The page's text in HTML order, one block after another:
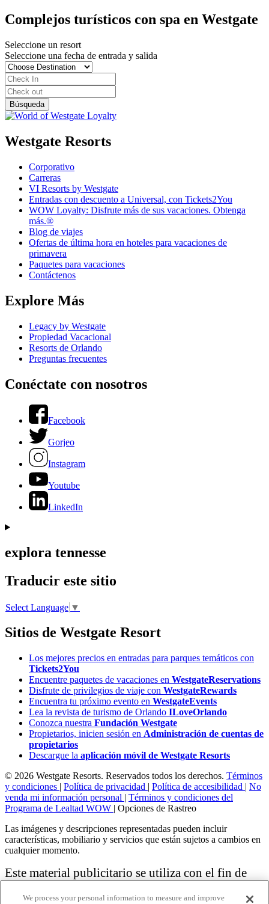
Complejos turísticos con spa en Westgate
Seleccione un resort
Seleccione una fecha de entrada y salida
Westgate Resorts
Corporativo
Carreras
VI Resorts by Westgate
Entradas con descuento a Universal, con Tickets2You
WOW Loyalty: Disfrute más de sus vacaciones. Obtenga
más.®
Blog de viajes
Ofertas de última hora en hoteles para vacaciones de
primavera
Paquetes para vacaciones
Contáctenos
Explore Más
Legacy by Westgate
Propiedad Vacacional
Resorts de Orlando
Preguntas frecuentes
Conéctate con nosotros
Facebook
Gorjeo
Instagram
Youtube
LinkedIn
explora tennesse
Traducir este sitio
Select Language ▼
Sitios de Westgate Resort
Los mejores precios en entradas para parques temáticos con
Tickets2You
Encuentre paquetes de vacaciones en WestgateReservations
Disfrute de privilegios de viaje con WestgateRewards
Encuentra tu próximo evento en WestgateEvents
Lea la revista de turismo de Orlando ILoveOrlando
Conozca nuestra Fundación Westgate
Propietarios, inicien sesión en Administración de cuentas de
propietarios
Descargue la aplicación móvil de Westgate Resorts
© 2026 Westgate Resorts. Reservados todos los derechos. Términos
y condiciones | Política de privacidad | Política de accesibilidad | No
venda mi información personal | Términos y condiciones del
Programa de Lealtad WOW | Opciones de Rastreo
Las imágenes y descripciones representadas pueden incluir
características, mobiliario y servicios que están sujetos a cambios en
cualquier momento.
Este material publicitario se utiliza con el fin de
We process your personal information to measure and improve